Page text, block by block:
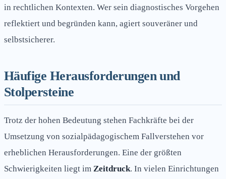
in rechtlichen Kontexten. Wer sein diagnostisches Vorgehen
reflektiert und begründen kann, agiert souveräner und
selbstsicherer.
Häufige Herausforderungen und
Stolpersteine
Trotz der hohen Bedeutung stehen Fachkräfte bei der
Umsetzung von sozialpädagogischem Fallverstehen vor
erheblichen Herausforderungen. Eine der größten
Schwierigkeiten liegt im Zeitdruck. In vielen Einrichtungen